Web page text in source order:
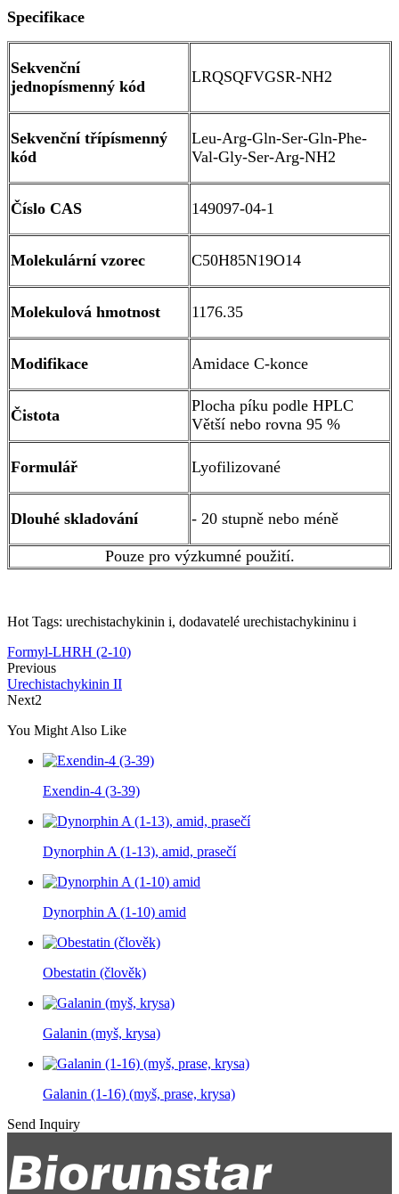
Specifikace
Sekvenční
jednopísmenný kód
LRQSQFVGSR-NH2
Sekvenční třípísmenný
kód
Leu-Arg-Gln-Ser-Gln-Phe-
Val-Gly-Ser-Arg-NH2
Číslo CAS 149097-04-1
Molekulární vzorec C50H85N19O14
Molekulová hmotnost 1176.35
Modifikace Amidace C-konce
Čistota
Plocha píku podle HPLC
Větší nebo rovna 95 %
Formulář Lyofilizované
Dlouhé skladování - 20 stupně nebo méně
Pouze pro výzkumné použití.
Hot Tags: urechistachykinin i, dodavatelé urechistachykininu i
Formyl-LHRH (2-10)
Previous
Urechistachykinin II
Next2
You Might Also Like
Exendin-4 (3-39)
Dynorphin A (1-13), amid, prasečí
Dynorphin A (1-10) amid
Obestatin (člověk)
Galanin (myš, krysa)
Galanin (1-16) (myš, prase, krysa)
Send Inquiry